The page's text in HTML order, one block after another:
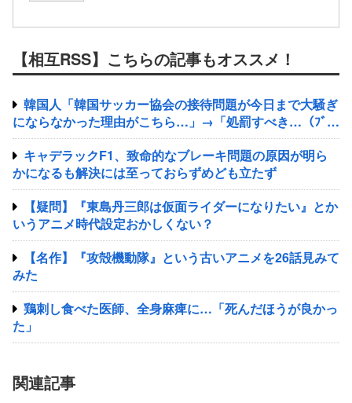
【相互RSS】こちらの記事もオススメ！
韓国人「韓国サッカー協会の接待問題が今日まで大騒ぎ
にならなかった理由がこちら…」→「処罰すべき…（ﾌﾞﾙ
ﾌﾞﾙ」＝韓国の反応
キャデラックF1、致命的なブレーキ問題の原因が明ら
かになるも解決には至っておらずめども立たず
【疑問】『東島丹三郎は仮面ライダーになりたい』とか
いうアニメ時代設定おかしくない？
【名作】『攻殻機動隊』という古いアニメを26話見みて
みた
鶏刺し食べた医師、全身麻痺に…「死んだほうが良かっ
た」
関連記事